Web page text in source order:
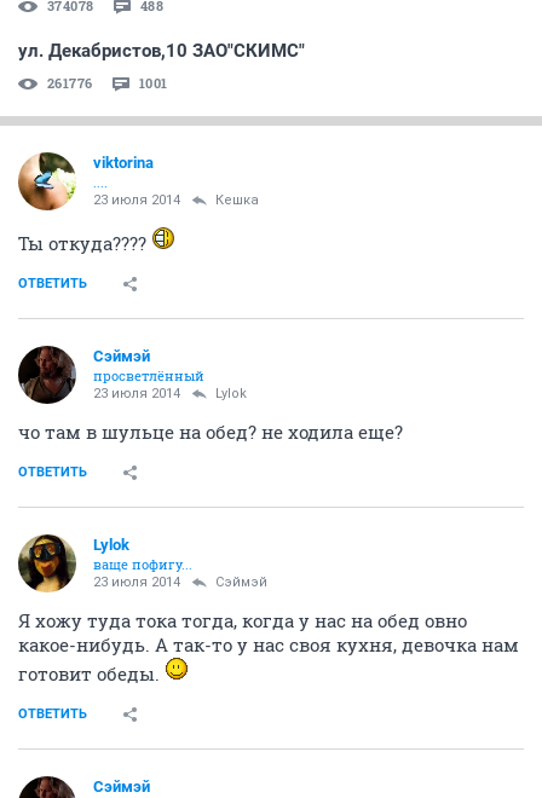
374078 488
ул. Декабристов,10 ЗАО"СКИМС"
261776 1001
viktorina
23 июля 2014 Кешка
Ты откуда????
ОТВЕТИТЬ
Сэймэй
просветлённый
23 июля 2014 Lylok
чо там в шульце на обед? не ходила еще?
ОТВЕТИТЬ
Lylok
ваще пофигу...
23 июля 2014 Сэймэй
Я хожу туда тока тогда, когда у нас на обед овно
какое-нибудь. А так-то у нас своя кухня, девочка нам
готовит обеды.
ОТВЕТИТЬ
Сэймэй